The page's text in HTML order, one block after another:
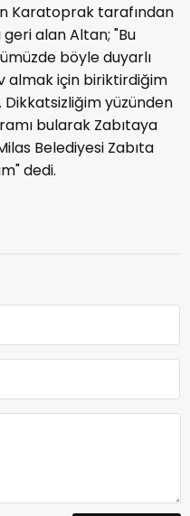
Karatoprak tarafından
geri alan Altan; "Bu
böyle duyarlı
almak için biriktirdiğim
yüzünden
bularak Zabıtaya
Belediyesi Zabıta
dedi.